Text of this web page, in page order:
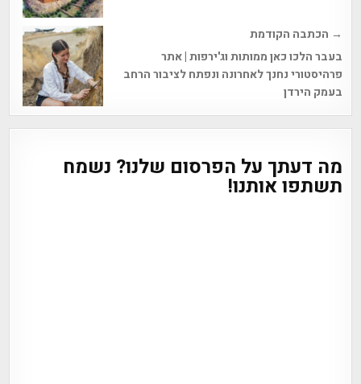
→ הכתבה הקודמת
בעבר הלכו כאן ממותות וג'ירפות | אתר
פרהיסטורי נחנך לאחרונה ונפתח לציבור הרחב
בעמק הירדן
מה דעתך על הפרסום שלנו? נשמח
תשתפו אותנו!